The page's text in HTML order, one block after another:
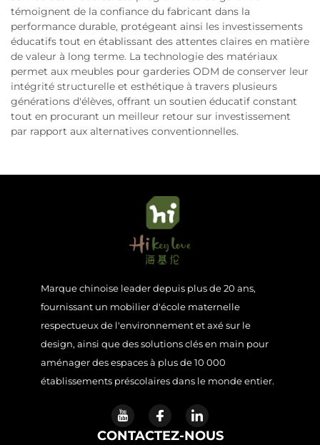
témoignent de la confiance du fabricant dans la
performance durable, protégeant ainsi les investissements
éducatifs tout en établissant des attentes claires en matière
de valeur à long terme. La technologie des matériaux
permet aux meubles pour garderies ODM de conserver leur
intégrité structurelle et esthétique à travers plusieurs
générations d'élèves, offrant un soutien éducatif constant
tout en procurant un meilleur retour sur investissement
par rapport aux alternatives conventionnelles.
Marque chinoise leader depuis plus de 20 ans,
fournissant un mobilier d'école maternelle
respectueux de l'environnement et axé sur le
design, ainsi que des solutions clés en main pour
aménager des espaces à plus de 10 000
établissements préscolaires dans le monde entier.
CONTACTEZ-NOUS